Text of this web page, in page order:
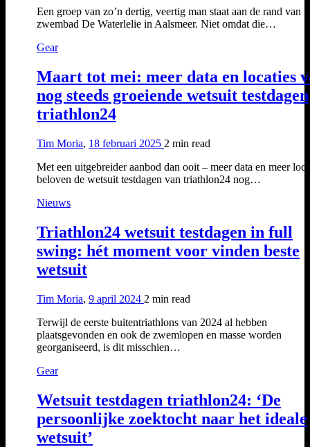
Een groep van zo’n dertig, veertig man staat aan de rand van
zwembad De Waterlelie in Aalsmeer. Niet omdat die…
Gear
Maart tot mei: meer data en locaties
nog steeds groeiende wetsuit testdagen
triathlon24
Tim Moria, 18 februari 2025 2 min read
Met een uitgebreider aanbod dan ooit – meer data en meer
beloven de wetsuit testdagen van triathlon24 nog…
Nieuws
Triathlon24 wetsuit testdagen in full
swing: hét moment voor vinden beste
wetsuit
Tim Moria, 9 april 2024 2 min read
Terwijl de eerste buitentriathlons van 2024 al hebben
plaatsgevonden en ook de zwemlopen en masse worden
georganiseerd, is dit misschien…
Gear
Wetsuit testdagen triathlon24: ‘De
persoonlijke zoektocht naar het ideale
wetsuit’